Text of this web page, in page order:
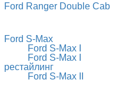
Ford Ranger Double Cab
Ford S-Max
Ford S-Max I
Ford S-Max I
рестайлинг
Ford S-Max II